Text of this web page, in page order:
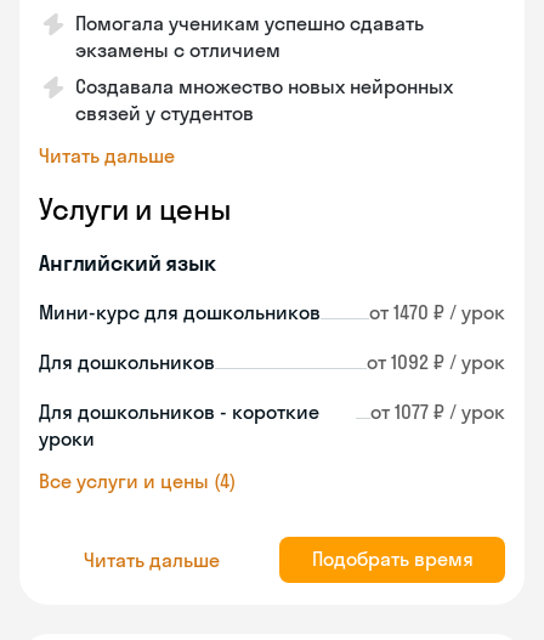
Помогала ученикам успешно сдавать
экзамены с отличием
Создавала множество новых нейронных
связей у студентов
Читать дальше
Услуги и цены
Английский язык
Мини-курс для дошкольников от 1470 ₽ / урок
Для дошкольников от 1092 ₽ / урок
Для дошкольников - короткие
уроки
от 1077 ₽ / урок
Все услуги и цены (4)
Читать дальше Подобрать время